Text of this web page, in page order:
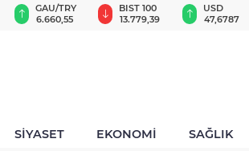
BIST 100
13.779,39
USD
47,6787
EUR
55,1254
SİYASET EKONOMİ SAĞLIK